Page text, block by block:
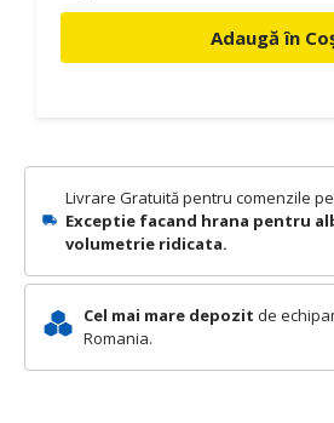
Livrare Gratuită pentru comenzile
Exceptie facand hrana pentru
volumetrie ridicata.
Cel mai mare depozit de
Romania.
Adaugă în